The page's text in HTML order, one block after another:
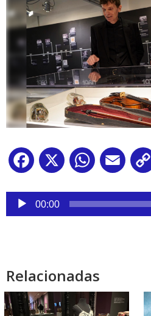
Facebook
X WhatsApp
Email
Reproductor
audio
00:00
Relacionadas